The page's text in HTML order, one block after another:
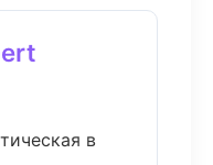
в